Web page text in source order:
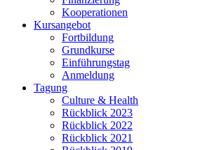
Kooperationen
Kursangebot
Fortbildung
Grundkurse
Einführungstag
Anmeldung
Tagung
Culture & Health
Rückblick 2023
Rückblick 2022
Rückblick 2021